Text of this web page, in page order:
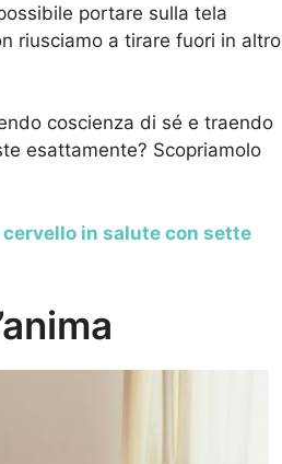
portare sulla tela
riusciamo a tirare fuori in altro
coscienza di sé e traendo
esattamente? Scopriamolo
in salute con sette